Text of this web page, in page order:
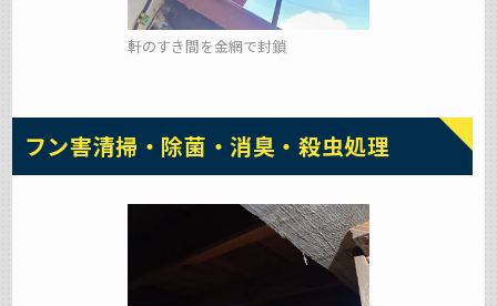
軒のすき間を金網で封鎖
フン害清掃・除菌・消臭・殺虫処理